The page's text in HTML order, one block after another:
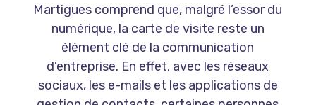
Martigues comprend que, malgré l’essor du
numérique, la carte de visite reste un
élément clé de la communication
d’entreprise. En effet, avec les réseaux
sociaux, les e-mails et les applications de